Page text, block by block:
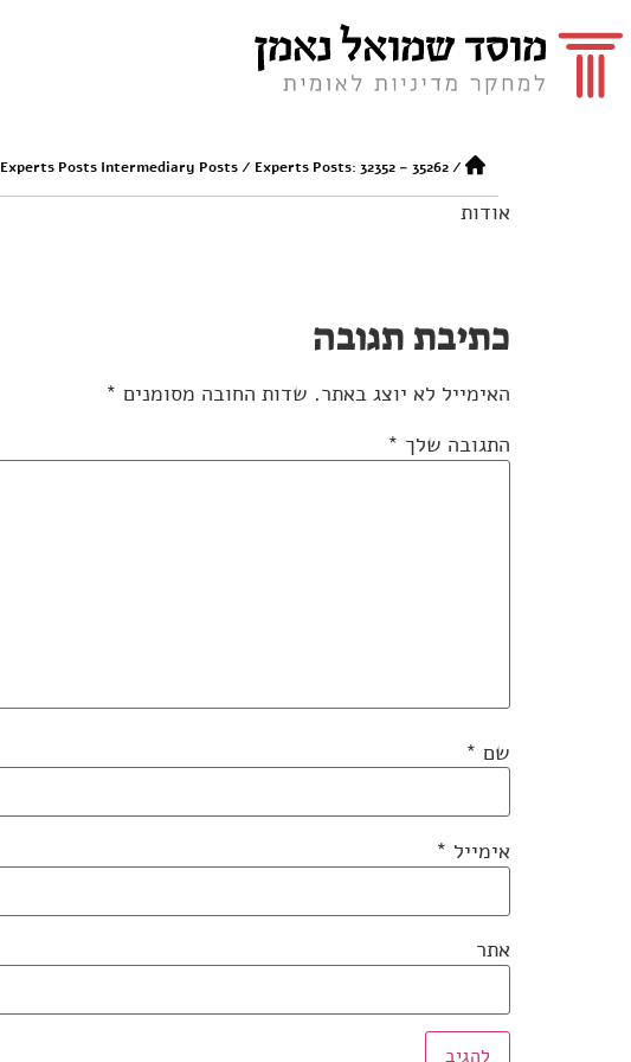
/
Experts Posts Intermediary Posts/ Experts Posts: 32352 – 35262
אודות
כתיבת תגובה
האימייל לא יוצג באתר. שדות החובה מסומנים *
התגובה שלך *
שם *
אימייל *
אתר